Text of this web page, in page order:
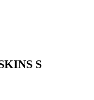
S